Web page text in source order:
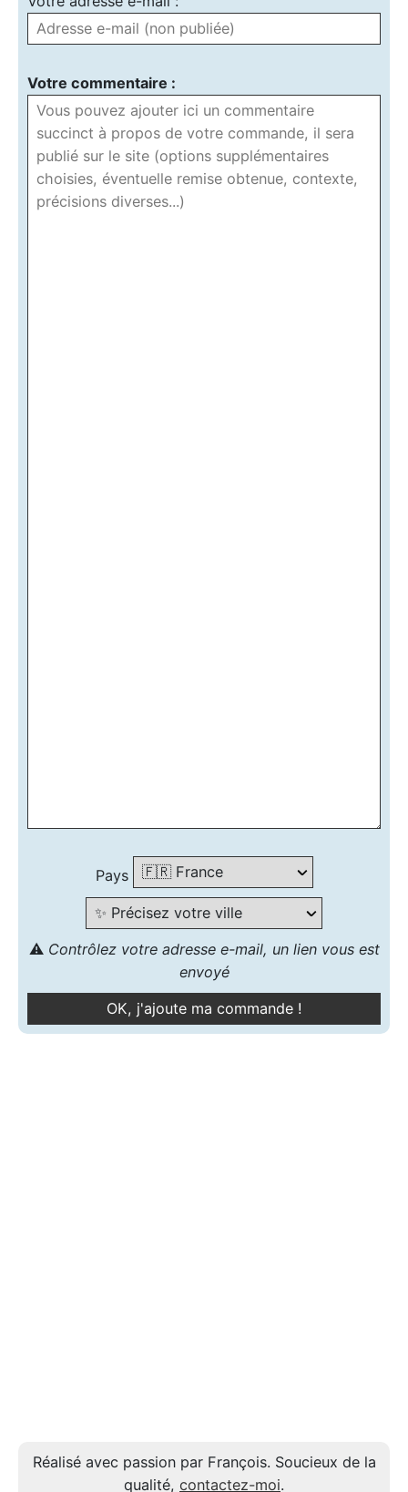
Votre commentaire :
Pays
⚠️ Contrôlez votre adresse e-mail, un lien vous est
envoyé
Réalisé avec passion par François. Soucieux de la
qualité, contactez-moi.